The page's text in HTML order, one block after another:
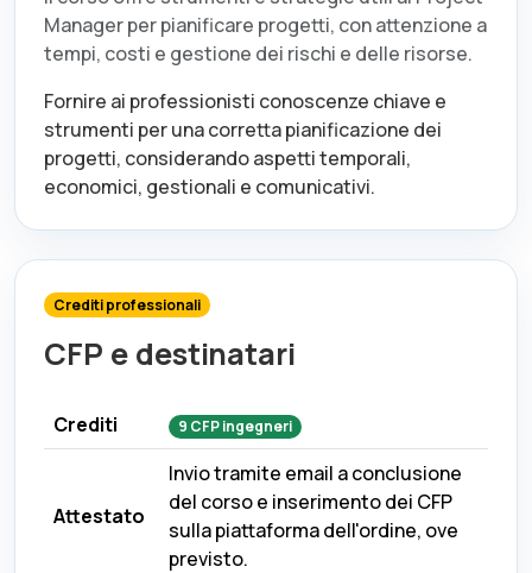
Manager per pianificare progetti, con attenzione a
tempi, costi e gestione dei rischi e delle risorse.
Fornire ai professionisti conoscenze chiave e
strumenti per una corretta pianificazione dei
progetti, considerando aspetti temporali,
economici, gestionali e comunicativi.
Crediti professionali
CFP e destinatari
Crediti 9 CFPingegneri
Attestato
Invio tramite email a conclusione
del corso e inserimento dei CFP
sulla piattaforma dell'ordine, ove
previsto.